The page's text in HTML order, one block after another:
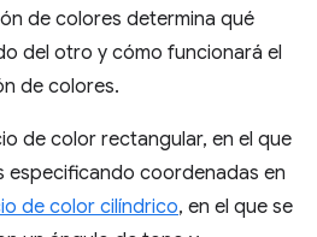
de colores determina qué
del otro y cómo funcionará el
de colores.
de color rectangular, en el que
especificando coordenadas en
de color cilíndrico, en el que se